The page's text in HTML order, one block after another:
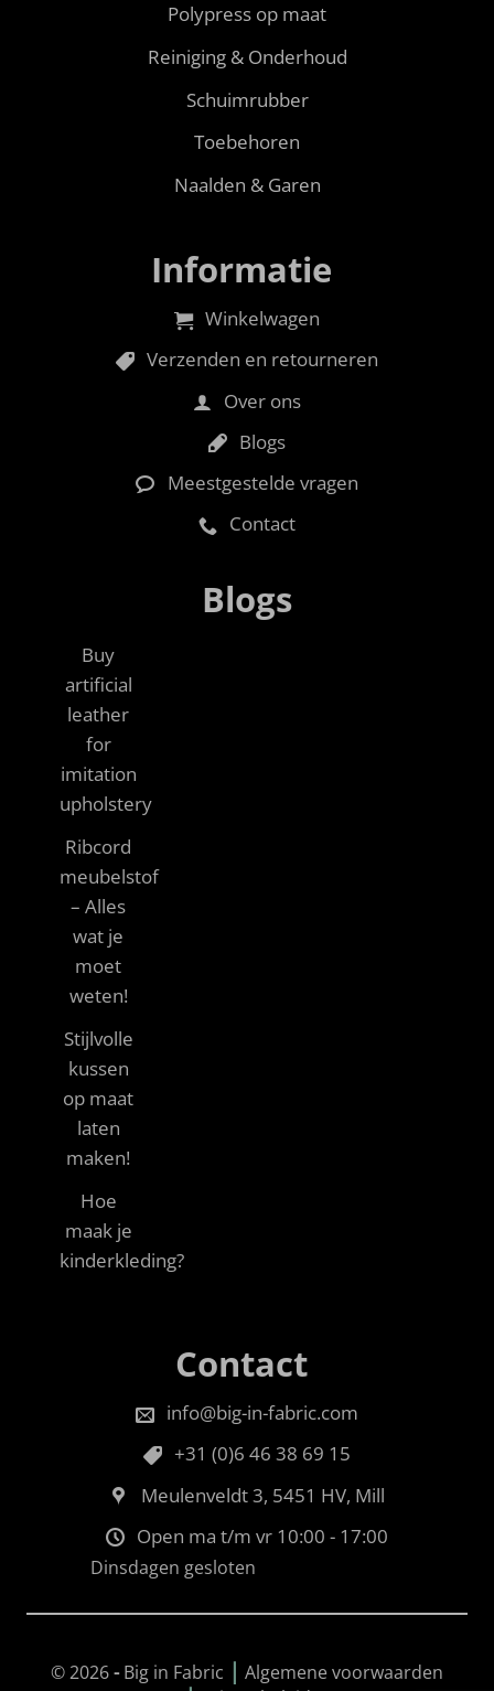
Polypress op maat
Reiniging & Onderhoud
Schuimrubber
Toebehoren
Naalden & Garen
Informatie
Winkelwagen
Verzenden en retourneren
Over ons
Blogs
Meestgestelde vragen
Contact
Blogs
Buy
artificial
leather
for
imitation
upholstery
Ribcord
meubelstof
– Alles
wat je
moet
weten!
Stijlvolle
kussen
op maat
laten
maken!
Hoe
maak je
kinderkleding?
Contact
info@big-in-fabric.com
+31 (0)6 46 38 69 15
Meulenveldt 3, 5451 HV, Mill
Open ma t/m vr 10:00 - 17:00
Dinsdagen gesloten
© 2026-Big in Fabric | Algemene voorwaarden